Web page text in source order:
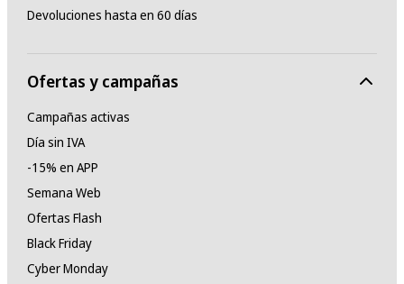
Devoluciones hasta en 60 días
Ofertas y campañas
Campañas activas
Día sin IVA
-15% en APP
Semana Web
Ofertas Flash
Black Friday
Cyber Monday